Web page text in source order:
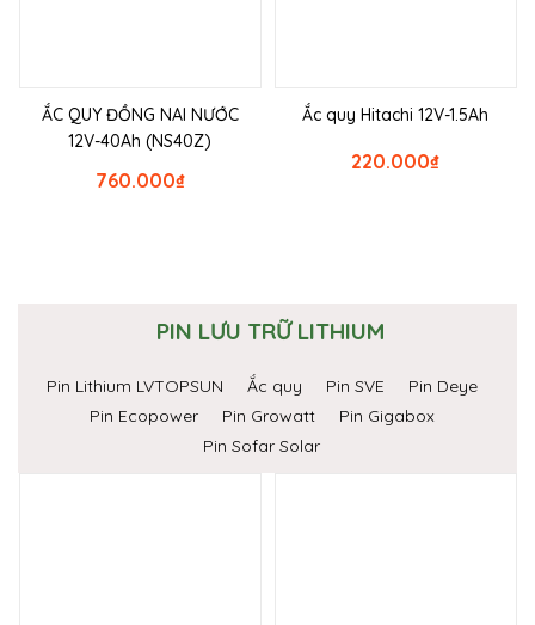
ẮC QUY ĐỒNG NAI NƯỚC
12V-40Ah (NS40Z)
₫
760.000
Ắc quy Hitachi 12V-1.5Ah
₫
220.000
PIN LƯU TRỮ LITHIUM
Pin Lithium LVTOPSUN Ắc quy Pin SVE
Pin Deye
Pin Ecopower
Pin Growatt
Pin Gigabox
Pin Sofar Solar